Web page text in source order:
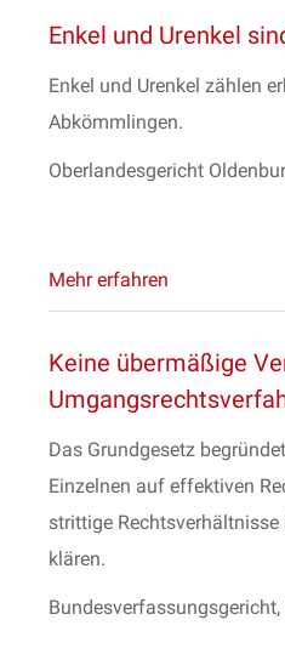
Enkel und Urenkel
Enkel und Urenkel zählen
Abkömmlingen.
Oberlandesgericht
Mehr erfahren
Keine übermäßige
Das Grundgesetz
Einzelnen auf effektiven
strittige
klären.